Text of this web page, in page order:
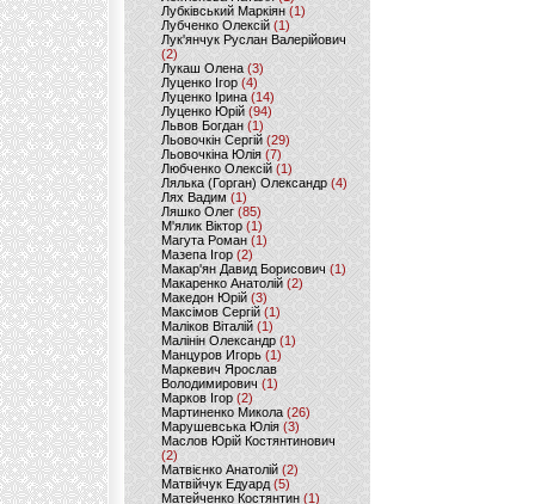
Лубківський Маркіян(1)
Лубченко Олексій (1)
Лук'янчук Руслан Валерійович
(2)
Лукаш Олена (3)
Луценко Ігор (4)
Луценко Ірина (14)
Луценко Юрій (94)
Львов Богдан (1)
Льовочкін Сергій (29)
Льовочкіна Юлія(7)
Любченко Олексій(1)
Лялька (Горган) Олександр(4)
Лях Вадим (1)
Ляшко Олег (85)
М'ялик Віктор(1)
Магута Роман(1)
Мазепа Ігор (2)
Макар'ян Давид Борисович(1)
Макаренко Анатолій (2)
Македон Юрій(3)
Максімов Сергій (1)
Маліков Віталій (1)
Малінін Олександр (1)
Манцуров Игорь (1)
Маркевич Ярослав
Володимирович (1)
Марков Ігор (2)
Мартиненко Микола (26)
Марушевська Юлія (3)
Маслов Юрій Костянтинович
(2)
Матвієнко Анатолій (2)
Матвійчук Едуард(5)
Матейченко Костянтин (1)